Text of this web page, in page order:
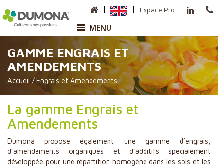
Espace Pro
MENU
Entreprise
Présentation
Sites de production
Sauméjan
Matières premières
Horticulture
GAMME ENGRAIS ET
AMENDEMENTS
Accueil /Engrais et Amendements
La gamme Engrais et
Amendements
Dumona propose également une gamme d’engrais,
d’amendements organiques et d’additifs spécialement
développée pour une répartition homogène dans les sols et les